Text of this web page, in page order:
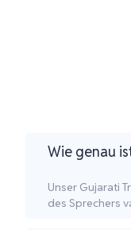
Wie genau
Unser Gujarati
des Sprechers